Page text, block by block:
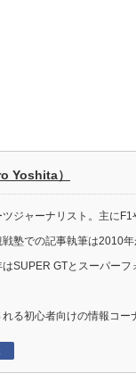
Yoshita）
ジャーナリスト。主に
塾での記事執筆は2010
SUPER GTとスーパー
る初心者向けの情報コー